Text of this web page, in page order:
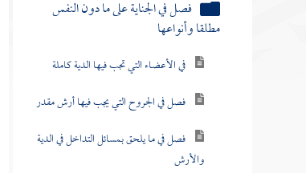
فصل في الجناية على ما دون النفس
مطلقا وأنواعها
في الأعضاء التي تجب فيها الدية كاملة
فصل في الجروح التي يجب فيها أرش مقدر
فصل في ما يلحق بمسائل التداخل في الدية
والأرش